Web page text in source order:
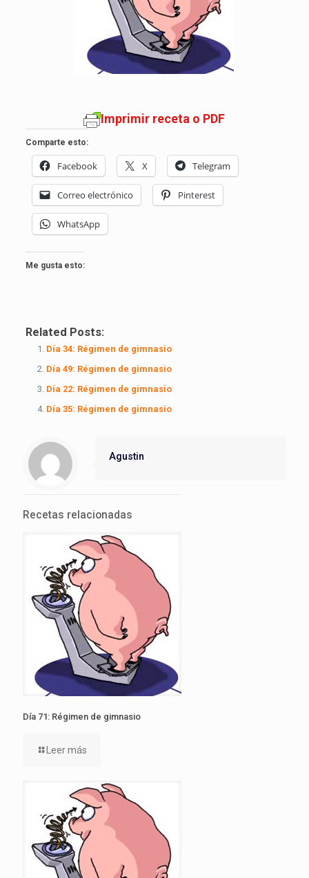
Imprimir receta o PDF
Comparte esto:
Facebook X Telegram
Correo electrónico Pinterest
WhatsApp
Me gusta esto:
Related Posts:
Día 34: Régimen de gimnasio
Día 49: Régimen de gimnasio
Día 22: Régimen de gimnasio
Día 35: Régimen de gimnasio
Agustin
Recetas relacionadas
Día 71: Régimen de gimnasio
Leer más